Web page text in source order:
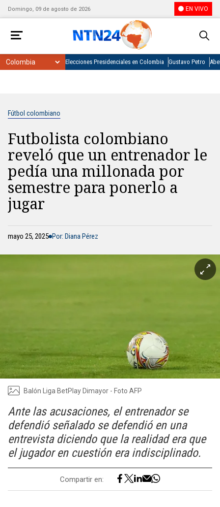
Domingo, 09 de agosto de 2026 EN VIVO
Elecciones Presidenciales en Colombia Gustavo Petro
Fútbol colombiano
Futbolista colombiano
reveló que un entrenador le
pedía una millonada por
semestre para ponerlo a
jugar
mayo 25, 2025 Por: Diana Pérez
Balón Liga BetPlay Dimayor - Foto AFP
Ante las acusaciones, el entrenador se
defendió señalado se defendió en una
entrevista diciendo que la realidad era que
el jugador en cuestión era indisciplinado.
Compartir en: